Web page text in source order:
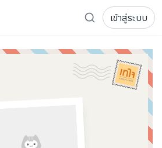
ความเคลื่อนไหว
FAQ เจ้าของโครงการ
เข้าสู่ระบบ